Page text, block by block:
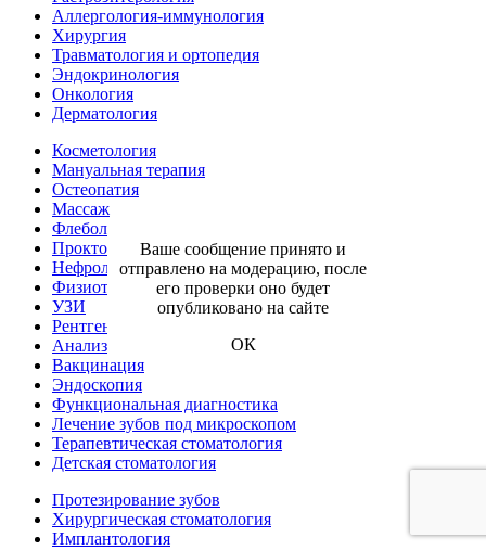
Аллергология-иммунология
Хирургия
Травматология и ортопедия
Эндокринология
Онкология
Дерматология
Косметология
Мануальная терапия
Остеопатия
Массаж
Флебология
Проктология
Нефрология
Физиотерапия
УЗИ
Рентген
Анализы
Вакцинация
Эндоскопия
Функциональная диагностика
Лечение зубов под микроскопом
Терапевтическая стоматология
Детская стоматология
Протезирование зубов
Хирургическая стоматология
Имплантология
Ваше сообщение принято и
отправлено на модерацию, после
его проверки оно будет
опубликовано на сайте
ОК